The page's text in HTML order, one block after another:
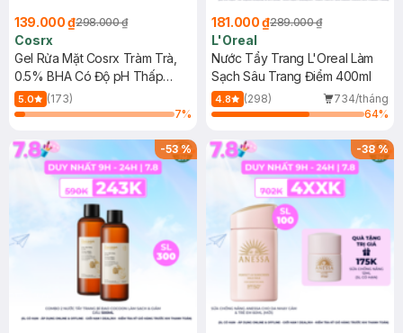
139.000 ₫298.000 ₫
Cosrx
Gel Rửa Mặt Cosrx Tràm Trà,
0.5% BHA Có Độ pH Thấp
150ml
5.0
(173)
7%
181.000 ₫289.000 ₫
L'Oreal
Nước Tẩy Trang L'Oreal Làm
Sạch Sâu Trang Điểm 400ml
4.8 (298)
734/tháng
64%
-53% -38%